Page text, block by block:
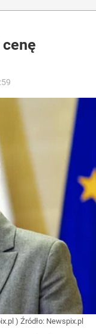
cenę
) Źródło: Newspix.pl